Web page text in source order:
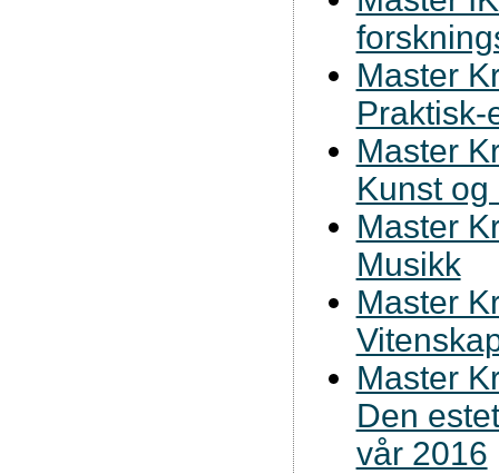
Master
Master
Kunst
Master
Musikk
Master
Master
Den
vår 2016